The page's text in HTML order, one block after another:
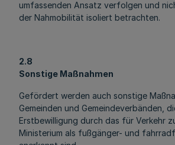
umfassenden Ansatz verfolgen und
der Nahmobilität isoliert betrachten.
2.8
Sonstige Maßnahmen
Gefördert werden auch sonstige
Gemeinden und Gemeindeverbänden,
Erstbewilligung durch das für Verkehr
Ministerium als fußgänger- und